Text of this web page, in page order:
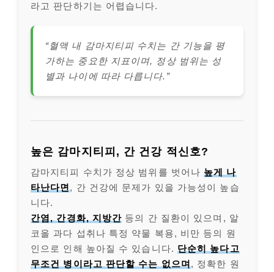
라고 판단하기는 어렵습니다.
“혈액 내 감마지티피 수치는 간 기능을 평
가하는 중요한 지표이며, 정상 범위는 성
별과 나이에 따라 다릅니다.”
높은 감마지티피, 간 건강 적신호?
감마지티피 수치가 정상 범위를 벗어나 높게 나
타난다면 , 간 건강에 문제가 있을 가능성이 높습
니다.
간염, 간경화, 지방간 등의 간 질환이 있으며, 알
코올 과다 섭취나 특정 약물 복용, 비만 등의 원
인으로 인해 높아질 수 있습니다. 단순히 높다고
무조건 병이라고 판단할 수는 없으며 , 정확한 원